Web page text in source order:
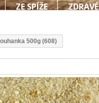
ZE SPÍŽE ZDRAVÉ
500g (608)